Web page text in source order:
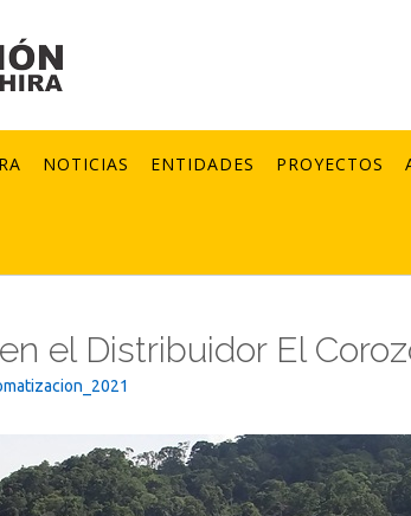
NOTICIAS ENTIDADES PROYECTOS
el Distribuidor El